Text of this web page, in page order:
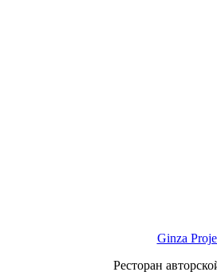
Ginza
Ресторан